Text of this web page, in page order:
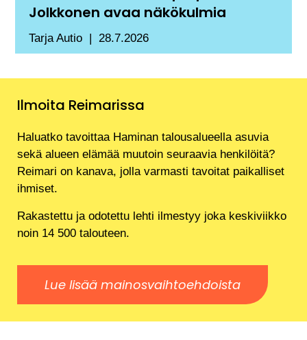
Jolkkonen avaa näkökulmia
Tarja Autio 28.7.2026
Ilmoita Reimarissa
Haluatko tavoittaa Haminan talousalueella asuvia
sekä alueen elämää muutoin seuraavia henkilöitä?
Reimari on kanava, jolla varmasti tavoitat paikalliset
ihmiset.
Rakastettu ja odotettu lehti ilmestyy joka keskiviikko
noin 14 500 talouteen.
Lue lisää mainosvaihtoehdoista